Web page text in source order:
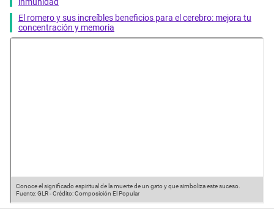
El romero y sus increíbles beneficios para el cerebro: mejora tu
concentración y memoria
Conoce el significado espiritual de la muerte de un gato y que simboliza este suceso.
Fuente: GLR-Crédito: Composición El Popular